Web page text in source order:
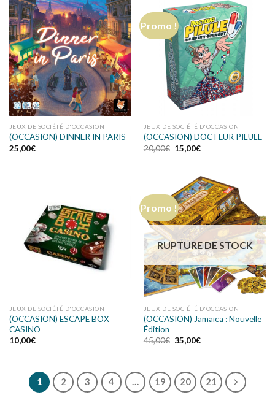
JEUX DE SOCIÉTÉ D'OCCASION
(OCCASION) DINNER IN PARIS
25,00€
Promo !
JEUX DE SOCIÉTÉ D'OCCASION
(OCCASION) DOCTEUR PILULE
20,00€ 15,00€
JEUX DE SOCIÉTÉ D'OCCASION
(OCCASION) ESCAPE BOX
CASINO
10,00€
Promo !
RUPTURE DE STOCK
JEUX DE SOCIÉTÉ D'OCCASION
(OCCASION) Jamaïca : Nouvelle
Édition
45,00€ 35,00€
1 2 3 4 … 19 20 21